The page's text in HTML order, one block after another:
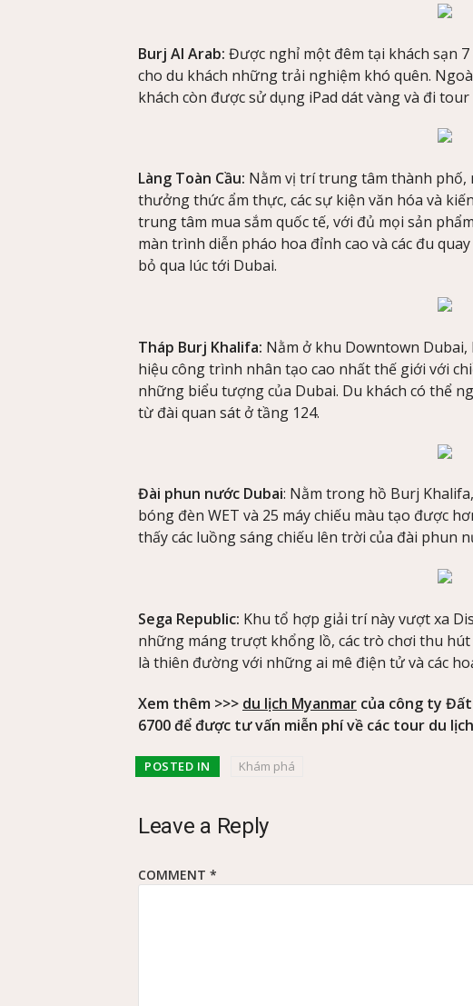
Burj Al Arab: Được nghỉ một đêm tại khách sạn
cho du khách những trải nghiệm khó quên.
khách còn được sử dụng iPad dát vàng và đi
Làng Toàn Cầu: Nằm vị trí trung tâm thành phố,
thưởng thức ẩm thực, các sự kiện văn hóa và
trung tâm mua sắm quốc tế, với đủ mọi sản
màn trình diễn pháo hoa đỉnh cao và các đu
bỏ qua lúc tới Dubai.
Tháp Burj Khalifa: Nằm ở khu Downtown
hiệu công trình nhân tạo cao nhất thế giới với
những biểu tượng của Dubai. Du khách có thể
từ đài quan sát ở tầng 124.
Đài phun nước Dubai: Nằm trong hồ Burj
bóng đèn WET và 25 máy chiếu màu tạo được
thấy các luồng sáng chiếu lên trời của đài phun
Sega Republic: Khu tổ hợp giải trí này vượt xa
những máng trượt khổng lồ, các trò chơi thu
là thiên đường với những ai mê điện tử và các
Xem thêm >>> du lịch Myanmar của công ty
6700 để được tư vấn miễn phí về các tour du
POSTED IN Khám phá
Leave a Reply
COMMENT *